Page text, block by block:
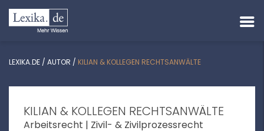
LEXIKA.DE / AUTOR / KILIAN & KOLLEGEN RECHTSANWÄLTE
KILIAN & KOLLEGEN RECHTSANWÄLTE
Arbeitsrecht | Zivil- & Zivilprozessrecht